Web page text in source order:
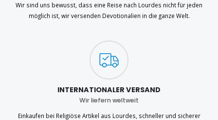
Wir sind uns bewusst, dass eine Reise nach Lourdes nicht für jeden
möglich ist, wir versenden Devotionalien in die ganze Welt.
INTERNATIONALER VERSAND
Wir liefern weltweit
Einkaufen bei Religiöse Artikel aus Lourdes, schneller und sicherer